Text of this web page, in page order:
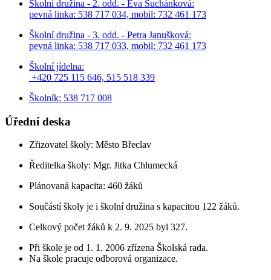
Školní družina - 2. odd. - Eva Suchánková:
pevná linka: 538 717 034, mobil: 732 461 173
Školní družina - 3. odd. - Petra Janušková:
pevná linka: 538 717 033, mobil: 732 461 173
Školní jídelna:
+420 725 115 646, 515 518 339
Školník: 538 717 008
Úřední deska
Zřizovatel školy: Město Břeclav
Ředitelka školy: Mgr. Jitka Chlumecká
Plánovaná kapacita: 460 žáků
Součástí školy je i školní družina s kapacitou 122 žáků.
Celkový počet žáků k 2. 9. 2025 byl 327.
Při škole je od 1. 1. 2006 zřízena Školská rada.
Na škole pracuje odborová organizace.